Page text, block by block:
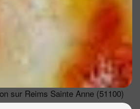
sur Reims Sainte Anne (51100)